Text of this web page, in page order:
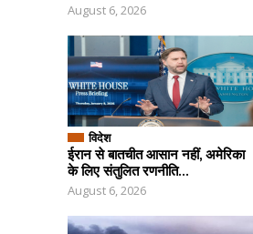
August 6, 2026
विदेश
ईरान से बातचीत आसान नहीं, अमेरिका
के लिए संतुलित रणनीति...
August 6, 2026